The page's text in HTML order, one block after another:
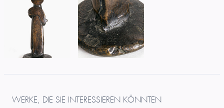
WERKE, DIE SIE INTERESSIEREN KÖNNTEN